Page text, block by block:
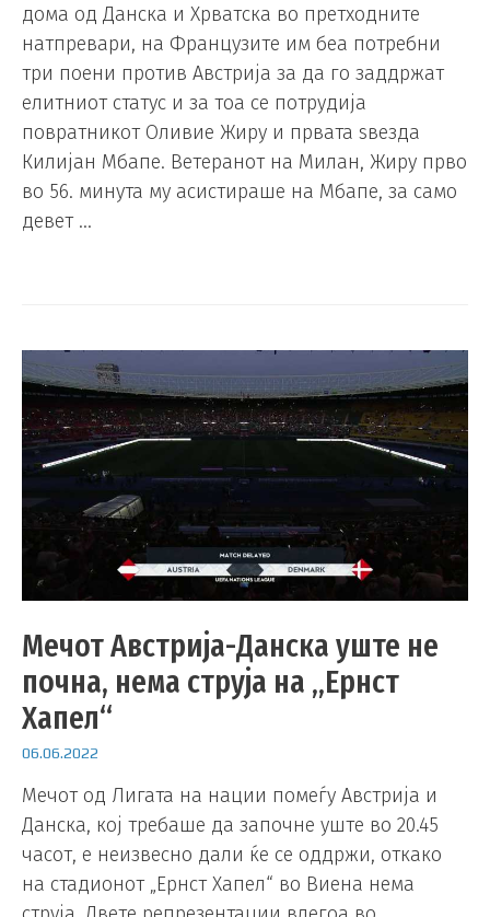
дома од Данска и Хрватска во претходните
натпревари, на Французите им беа потребни
три поени против Австрија за да го заддржат
елитниот статус и за тоа се потрудија
повратникот Оливие Жиру и првата ѕвезда
Килијан Мбапе. Ветеранот на Милан, Жиру прво
во 56. минута му асистираше на Мбапе, за само
девет …
Мечот Австрија-Данска уште не
почна, нема струја на „Ернст
Хапел“
06.06.2022
Мечот од Лигата на нации помеѓу Австрија и
Данска, кој требаше да започне уште во 20.45
часот, е неизвесно дали ќе се оддржи, откако
на стадионот „Ернст Хапел“ во Виена нема